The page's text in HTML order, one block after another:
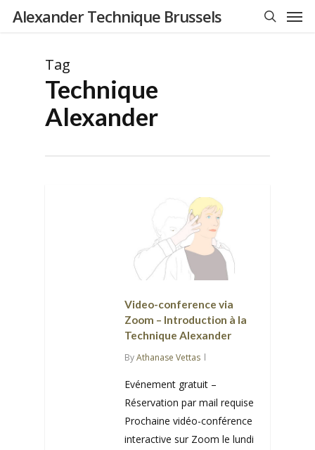
SkipAlexander Technique Brussels
Tag
Technique
Alexander
Video-conference via
Zoom – Introduction à la
Technique Alexander
ByAthanase Vettas
Evénement gratuit –
Réservation par mail requise
Prochaine vidéo-conférence
interactive sur Zoom le lundi